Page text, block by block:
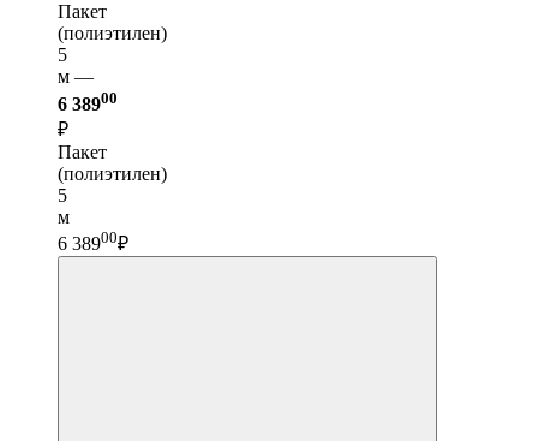
Пакет
(полиэтилен)
5
м —
6 38900
₽
Пакет
(полиэтилен)
5
м
6 38900₽